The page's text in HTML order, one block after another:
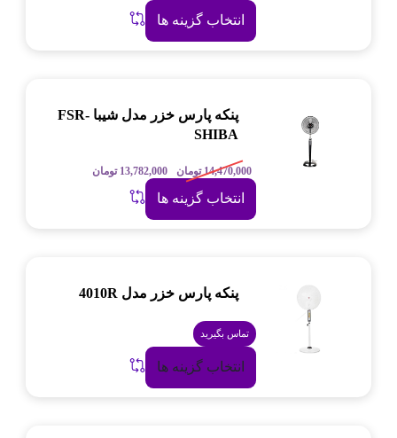
انتخاب گزینه ها
پنکه پارس خزر مدل شیبا FSR-
SHIBA
14,470,000 تومان 13,782,000 تومان
انتخاب گزینه ها
پنکه پارس خزر مدل 4010R
تماس بگیرید
انتخاب گزینه ها